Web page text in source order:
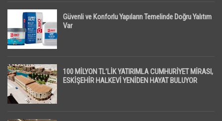
Güvenli ve Konforlu Yapıların Temelinde Doğru Yalıtım
Var
100 MİLYON TL’LİK YATIRIMLA CUMHURİYET MİRASI,
ESKİŞEHİR HALKEVİ YENİDEN HAYAT BULUYOR